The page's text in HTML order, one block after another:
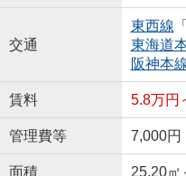
交通
東西線 「
東海道
阪神本
賃料 5.8万円
管理費等 7,000円
面積 25.20㎡